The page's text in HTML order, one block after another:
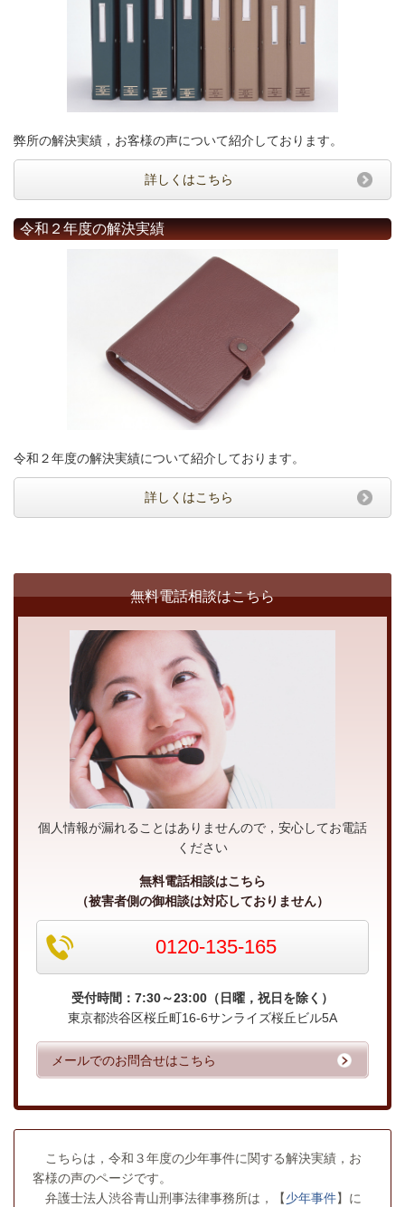
弊所の解決実績，お客様の声について紹介しております。
詳しくはこちら
令和２年度の解決実績
令和２年度の解決実績について紹介しております。
詳しくはこちら
無料電話相談はこちら
個人情報が漏れることはありませんので，安心してお電話
ください
無料電話相談はこちら
（被害者側の御相談は対応しておりません）
0120-135-165
受付時間：7:30～23:00（日曜，祝日を除く）
東京都渋谷区桜丘町16-6サンライズ桜丘ビル5A
メールでのお問合せはこちら
こちらは，令和３年度の少年事件に関する解決実績，お
客様の声のページです。
弁護士法人渋谷青山刑事法律事務所は，【少年事件】に